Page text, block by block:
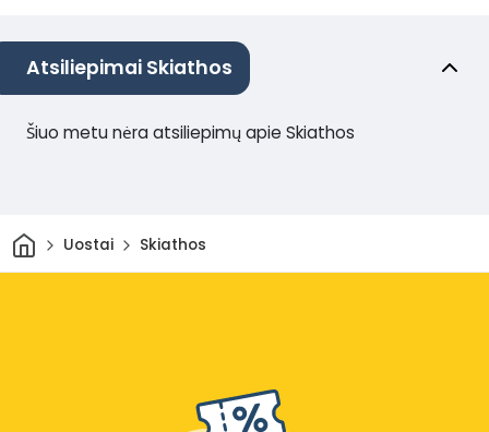
Atsiliepimai Skiathos
Šiuo metu nėra atsiliepimų apie Skiathos
Pradžia
Uostai Skiathos